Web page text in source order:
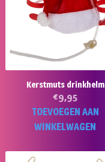
Kerstmuts drinkhelm
€9,95
TOEVOEGEN AAN
WINKELWAGEN